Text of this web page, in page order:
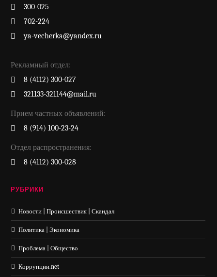
300-025
702-224
ya-vecherka@yandex.ru
Рекламный отдел:
8 (4112) 300-027
321133-321144@mail.ru
Прием частных объявлений:
8 (914) 100-23-24
Отдел распространения:
8 (4112) 300-028
РУБРИКИ
Новости | Происшествия | Скандал
Политика | Экономика
Проблема | Общество
Коррупции.net